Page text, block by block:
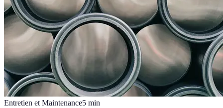
Entretien et Maintenance5 min